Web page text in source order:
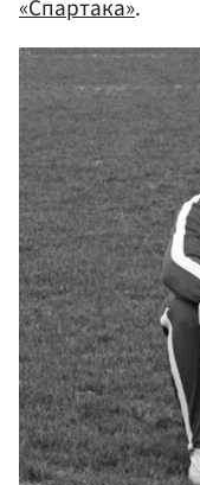
«Спартака».